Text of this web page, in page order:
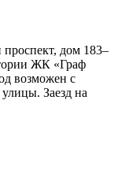
проспект, дом 183–
ЖК «Граф
возможен с
Заезд на